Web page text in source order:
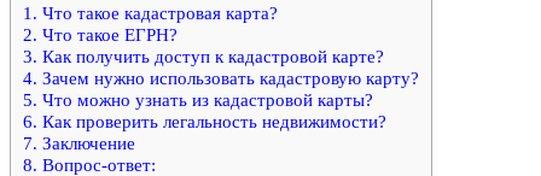
1. Что такое кадастровая карта?
2. Что такое ЕГРН?
3. Как получить доступ к кадастровой карте?
4. Зачем нужно использовать кадастровую карту?
5. Что можно узнать из кадастровой карты?
6. Как проверить легальность недвижимости?
7. Заключение
8. Вопрос-ответ: